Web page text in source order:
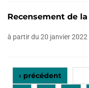
Recensement de
à partir du 20 janvier 2022
‹ précédent